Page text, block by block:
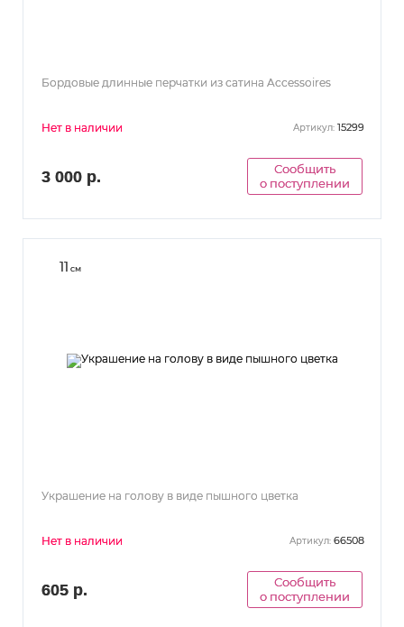
Бордовые длинные перчатки из сатина Accessoires
Нет в наличии Артикул: 15299
3 000 р.
Сообщить
о поступлении
11 см
Украшение на голову в виде пышного цветка
Нет в наличии Артикул: 66508
605 р.
Сообщить
о поступлении